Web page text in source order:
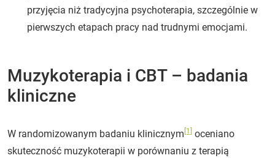
przyjęcia niż tradycyjna psychoterapia, szczególnie w
pierwszych etapach pracy nad trudnymi emocjami.
Muzykoterapia i CBT – badania
kliniczne
W randomizowanym badaniu klinicznym [1]
oceniano
skuteczność muzykoterapii w porównaniu z terapią